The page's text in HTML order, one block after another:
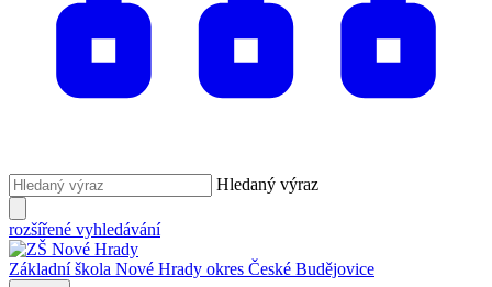
Hledaný výraz
rozšířené vyhledávání
Základní škola Nové Hrady okres České Budějovice